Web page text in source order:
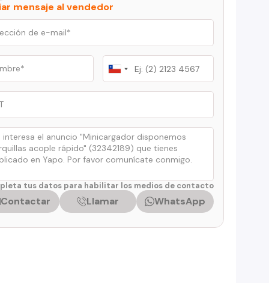
mensaje al vendedor
Chile
+56
tus datos para habilitar los medios de contacto
Contactar Llamar WhatsApp